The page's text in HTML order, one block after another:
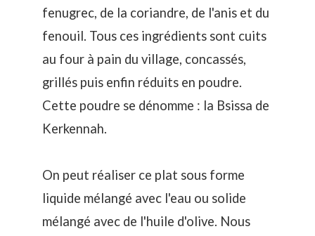
fenugrec, de la coriandre, de l'anis et du
fenouil. Tous ces ingrédients sont cuits
au four à pain du village, concassés,
grillés puis enfin réduits en poudre.
Cette poudre se dénomme : la Bsissa de
Kerkennah.
On peut réaliser ce plat sous forme
liquide mélangé avec l'eau ou solide
mélangé avec de l'huile d'olive. Nous